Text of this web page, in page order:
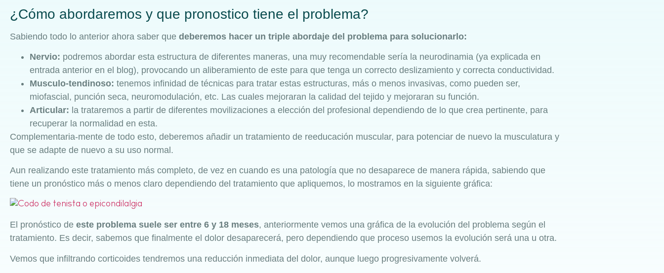
¿Cómo abordaremos y que pronostico tiene el problema?
Sabiendo todo lo anterior ahora saber que deberemos hacer un triple abordaje del problema para solucionarlo:
Nervio: podremos abordar esta estructura de diferentes maneras, una muy recomendable sería la neurodinamia (ya explicada en
entrada anterior en el blog), provocando un aliberamiento de este para que tenga un correcto deslizamiento y correcta conductividad.
Musculo-tendinoso: tenemos infinidad de técnicas para tratar estas estructuras, más o menos invasivas, como pueden ser,
miofascial, punción seca, neuromodulación, etc. Las cuales mejoraran la calidad del tejido y mejoraran su función.
Articular: la trataremos a partir de diferentes movilizaciones a elección del profesional dependiendo de lo que crea pertinente, para
recuperar la normalidad en esta.
Complementaria-mente de todo esto, deberemos añadir un tratamiento de reeducación muscular, para potenciar de nuevo la musculatura y
que se adapte de nuevo a su uso normal.
Aun realizando este tratamiento más completo, de vez en cuando es una patología que no desaparece de manera rápida, sabiendo que
tiene un pronóstico más o menos claro dependiendo del tratamiento que apliquemos, lo mostramos en la siguiente gráfica:
El pronóstico de este problema suele ser entre 6 y 18 meses, anteriormente vemos una gráfica de la evolución del problema según el
tratamiento. Es decir, sabemos que finalmente el dolor desaparecerá, pero dependiendo que proceso usemos la evolución será una u otra.
Vemos que infiltrando corticoides tendremos una reducción inmediata del dolor, aunque luego progresivamente volverá.